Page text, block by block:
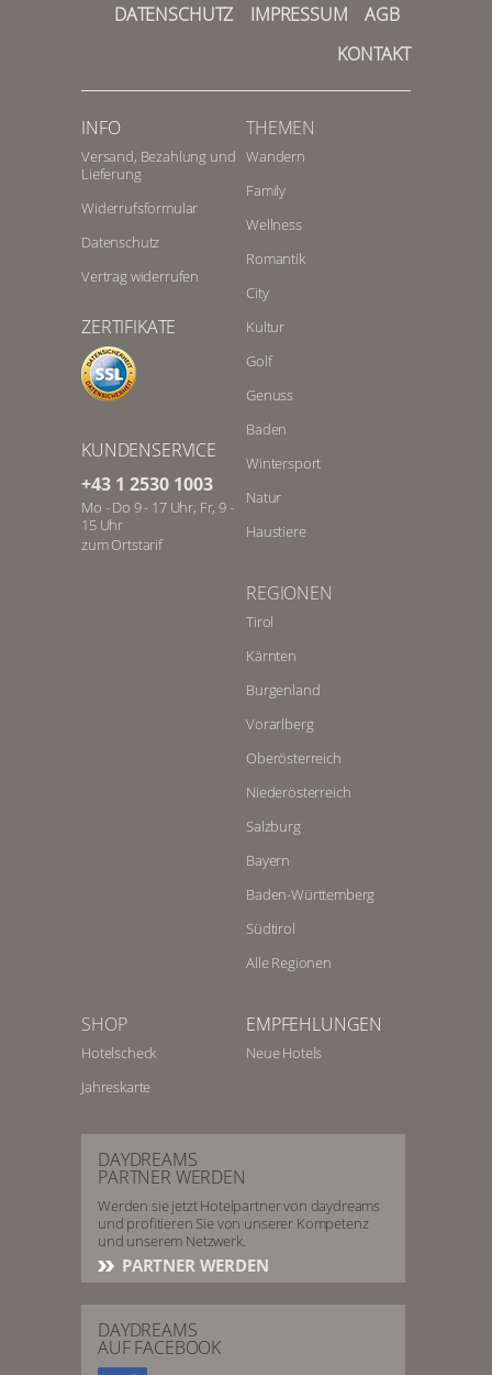
DATENSCHUTZ
IMPRESSUM
AGB
KONTAKT
INFO
Versand, Bezahlung und
Lieferung
Widerrufsformular
Datenschutz
Vertrag widerrufen
ZERTIFIKATE
KUNDENSERVICE
+43 1 2530 1003
Mo - Do 9 - 17 Uhr, Fr, 9 -
15 Uhr
zum Ortstarif
THEMEN
Wandern
Family
Wellness
Romantik
City
Kultur
Golf
Genuss
Baden
Wintersport
Natur
Haustiere
REGIONEN
Tirol
Kärnten
Burgenland
Vorarlberg
Oberösterreich
Niederösterreich
Salzburg
Bayern
Baden-Württemberg
Südtirol
Alle Regionen
SHOP
Hotelscheck
Jahreskarte
EMPFEHLUNGEN
Neue Hotels
DAYDREAMS
PARTNER WERDEN
Werden sie jetzt Hotelpartner von daydreams
und profitieren Sie von unserer Kompetenz
und unserem Netzwerk.
PARTNER WERDEN
DAYDREAMS
AUF FACEBOOK